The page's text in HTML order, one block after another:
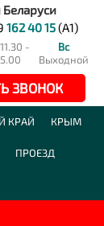
162 40 15(A1)
-
Вс
Выходной
ЗВОНОК
КРАЙ КРЫМ
ПРОЕЗД